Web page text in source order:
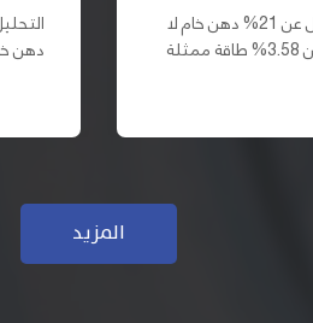
التحليل الكيميائي : بروتين خام لايقل عن 19% دهن خام لا
يقل عن 10% الياف خام لا تزيد عن 3.70% طاقة ممثلة لا
المزيد